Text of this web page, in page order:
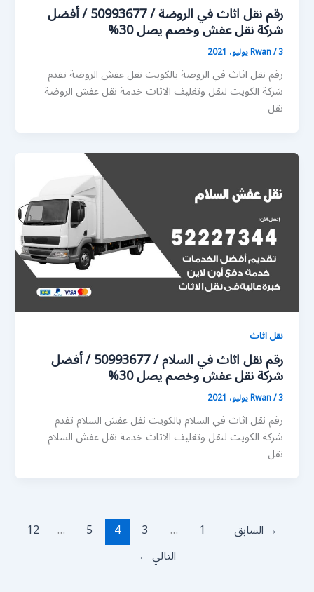
رقم نقل اثاث في الروضة / 50993677 / أفضل
شركة نقل عفش وخصم يصل 30%
Rwan/3 يوليو، 2021
رقم نقل اثاث في الروضة بالكويت نقل عفش الروضة تقدم
شركة الكويت لنقل وتغليف الاثاث خدمة نقل عفش الروضة
نقل
نقل اثاث
رقم نقل اثاث في السلام / 50993677 / أفضل
شركة نقل عفش وخصم يصل 30%
Rwan/3 يوليو، 2021
رقم نقل اثاث في السلام بالكويت نقل عفش السلام تقدم
شركة الكويت لنقل وتغليف الاثاث خدمة نقل عفش السلام
نقل
→ السابق 1
…
3
4
5
…
12
التالي ←